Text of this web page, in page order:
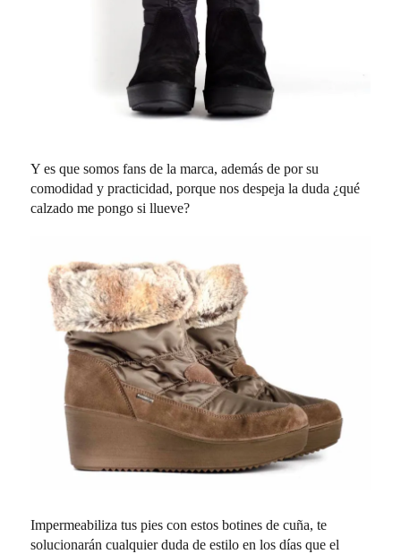
Y es que somos fans de la marca, además de por su
comodidad y practicidad, porque nos despeja la duda ¿qué
calzado me pongo si llueve?
Impermeabiliza tus pies con estos botines de cuña, te
solucionarán cualquier duda de estilo en los días que el